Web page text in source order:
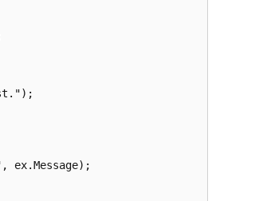
ex.Message);